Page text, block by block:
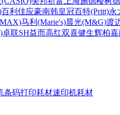
百利佳应豪南韩皇冠百特(Pritt)永
马利(Marie's)晨光(M&G)渡
卓联SH益而高红双喜健生辉柏嘉
条码打印耗材速印机耗材